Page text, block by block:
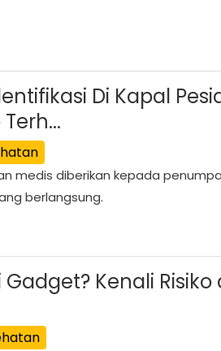
Di Kapal
medis diberikan kepada
berlangsung.
Kenali Risiko